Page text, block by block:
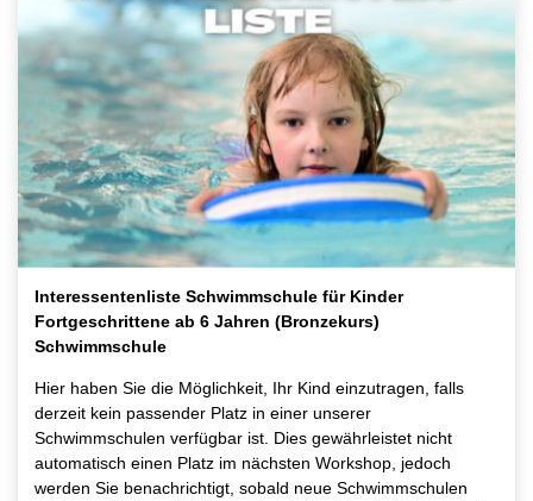
Interessentenliste Schwimmschule für Kinder
Fortgeschrittene ab 6 Jahren (Bronzekurs)
Schwimmschule
Hier haben Sie die Möglichkeit, Ihr Kind einzutragen, falls
derzeit kein passender Platz in einer unserer
Schwimmschulen verfügbar ist. Dies gewährleistet nicht
automatisch einen Platz im nächsten Workshop, jedoch
werden Sie benachrichtigt, sobald neue Schwimmschulen